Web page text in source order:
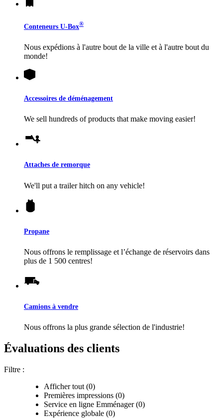
Conteneurs U-Box®
Nous expédions à l'autre bout de la ville et à l'autre bout du
monde!
Accessoires de déménagement
We sell hundreds of products that make moving easier!
Attaches de remorque
We'll put a trailer hitch on any vehicle!
Propane
Nous offrons le remplissage et l’échange de réservoirs dans
plus de 1 500 centres!
Camions à vendre
Nous offrons la plus grande sélection de l'industrie!
Évaluations des clients
Filtre :
Afficher tout (0)
Premières impressions (0)
Service en ligne Emménager (0)
Expérience globale (0)